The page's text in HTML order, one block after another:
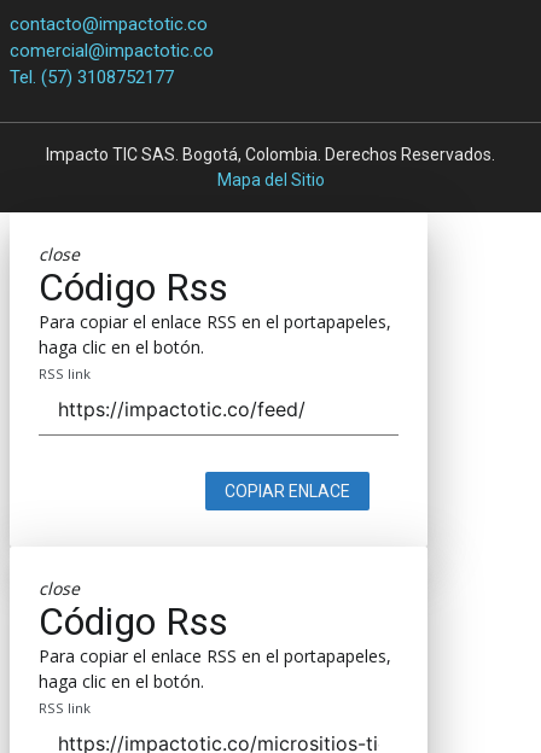
contacto@impactotic.co
comercial@impactotic.co
Tel. (57) 3108752177
Impacto TIC SAS. Bogotá, Colombia. Derechos Reservados.
Mapa del Sitio
close
Código Rss
Para copiar el enlace RSS en el portapapeles,
haga clic en el botón.
RSS link
COPIAR ENLACE
close
Código Rss
Para copiar el enlace RSS en el portapapeles,
haga clic en el botón.
RSS link